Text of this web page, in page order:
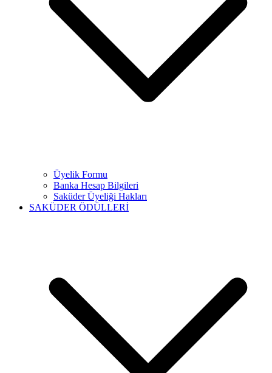
Üyelik Formu
Banka Hesap Bilgileri
Saküder Üyeliği Hakları
SAKÜDER ÖDÜLLERİ